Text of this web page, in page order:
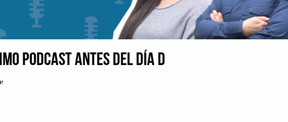
PODCAST ANTES DEL DÍA D